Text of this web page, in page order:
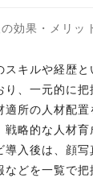
効果・メリッ
キルや経歴と
り、一元的に
適所の人材配
戦略的な人材
導入後は、顔
などを一覧で